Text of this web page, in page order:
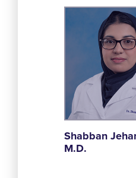
Shabban
M.D.